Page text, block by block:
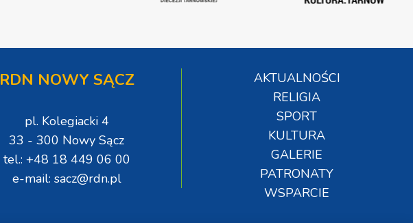
RDN NOWY SĄCZ
pl. Kolegiacki 4
33 - 300 Nowy Sącz
tel.: +48 18 449 06 00
e-mail: sacz@rdn.pl
AKTUALNOŚCI
RELIGIA
SPORT
KULTURA
GALERIE
PATRONATY
WSPARCIE